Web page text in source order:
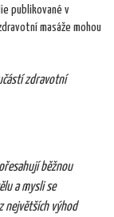
publikované v
masáže mohou
zdravotní
běžnou
a mysli se
největších výhod